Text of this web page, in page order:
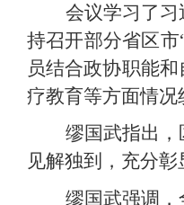
会议学习了
持召开部分省区
员结合政协职能
疗教育等方面情况
缪国武指出
见解独到，充分
缪国武强调